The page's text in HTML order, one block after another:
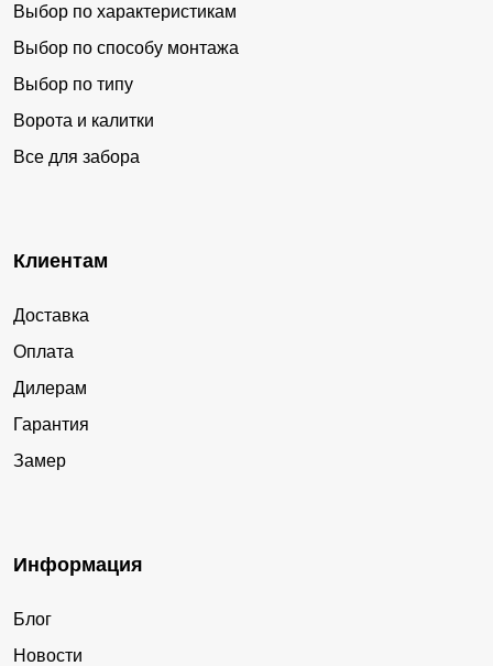
Выбор по характеристикам
Выбор по способу монтажа
Выбор по типу
Ворота и калитки
Все для забора
Клиентам
Доставка
Оплата
Дилерам
Гарантия
Замер
Информация
Блог
Новости